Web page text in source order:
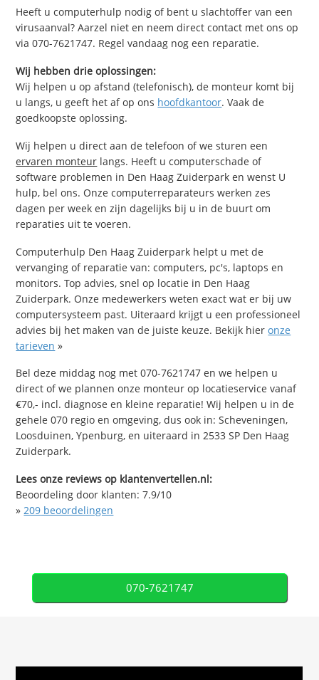
Heeft u computerhulp nodig of bent u slachtoffer van een
virusaanval? Aarzel niet en neem direct contact met ons op
via 070-7621747. Regel vandaag nog een reparatie.
Wij hebben drie oplossingen:
Wij helpen u op afstand (telefonisch), de monteur komt bij
u langs, u geeft het af op ons hoofdkantoor. Vaak de
goedkoopste oplossing.
Wij helpen u direct aan de telefoon of we sturen een
ervaren monteur langs. Heeft u computerschade of
software problemen in Den Haag Zuiderpark en wenst U
hulp, bel ons. Onze computerreparateurs werken zes
dagen per week en zijn dagelijks bij u in de buurt om
reparaties uit te voeren.
Computerhulp Den Haag Zuiderpark helpt u met de
vervanging of reparatie van: computers, pc's, laptops en
monitors. Top advies, snel op locatie in Den Haag
Zuiderpark. Onze medewerkers weten exact wat er bij uw
computersysteem past. Uiteraard krijgt u een professioneel
advies bij het maken van de juiste keuze. Bekijk hieronze
tarieven »
Bel deze middag nog met 070-7621747 en we helpen u
direct of we plannen onze monteur op locatieservice vanaf
€70,- incl. diagnose en kleine reparatie! Wij helpen u in de
gehele 070 regio en omgeving, dus ook in: Scheveningen,
Loosduinen, Ypenburg, en uiteraard in 2533 SP Den Haag
Zuiderpark.
Lees onze reviews op klantenvertellen.nl:
Beoordeling door klanten:7.9/10
»209 beoordelingen
070-7621747